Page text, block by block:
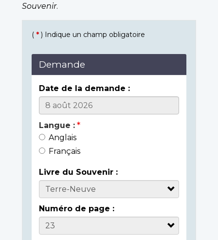
Souvenir.
( * ) Indique un champ obligatoire
Demande
Date de la demande :
Langue :
Anglais
Français
Livre du Souvenir :
Numéro de page :